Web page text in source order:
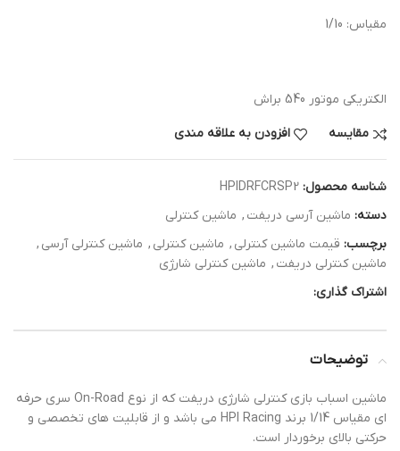
مقیاس: 1/10
الکتریکی موتور 540 براش
مقایسه افزودن به علاقه مندی
شناسه محصول: HPIDRFCRSP2
دسته: ماشین آرسی دریفت , ماشین کنترلی
برچسب: قیمت ماشین کنترلی , ماشین کنترلی , ماشین کنترلی آرسی ,
ماشین کنترلی دریفت , ماشین کنترلی شارژی
اشتراک گذاری:
توضیحات
ماشین اسباب بازی کنترلی شارژی دریفت که از نوع On-Road سری حرفه
ای مقیاس 1/14 برند HPI Racing می باشد و از قابلیت های تخصصی و
حرکتی بالای برخوردار است.